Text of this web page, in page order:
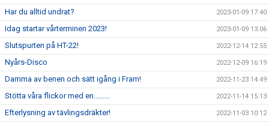
Har du alltid undrat? 2023-01-09 17:40
Idag startar vårterminen 2023! 2023-01-09 13:06
Slutspurten på HT-22! 2022-12-14 12:55
Nyårs-Disco 2022-12-09 16:19
Damma av benen och sätt igång i Fram! 2022-11-23 14:49
Stötta våra flickor med en......... 2022-11-14 15:13
Efterlysning av tävlingsdräkter! 2022-11-03 10:12